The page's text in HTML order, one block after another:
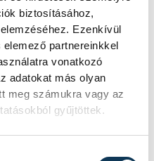
biztosításához,
Ezenkívül
partnereinkkel
vonatkozó
adatokat más olyan
meg számukra vagy az
gyűjtöttek.
(holland, Paris
Vlah (szlovén,
Richardson
(svéd, SG
Thorgeir
Magdeburg)
Barca),